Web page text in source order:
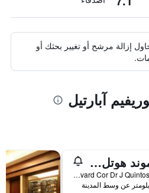
إزالة مرشح أو تغيير بحثك أو
آبارتيل
دايموند هوتل الفلبين
Roxas Boulevard Cor Dr J Quintos St, 0, مانيلا, الفلبين